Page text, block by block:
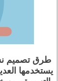
طرق تصميم
يستخدمها